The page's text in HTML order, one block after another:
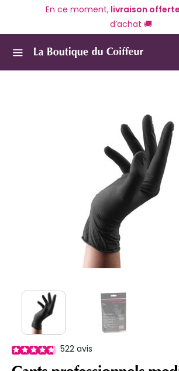
En ce moment,livraison offerte
d’achat 🚚
522 avis